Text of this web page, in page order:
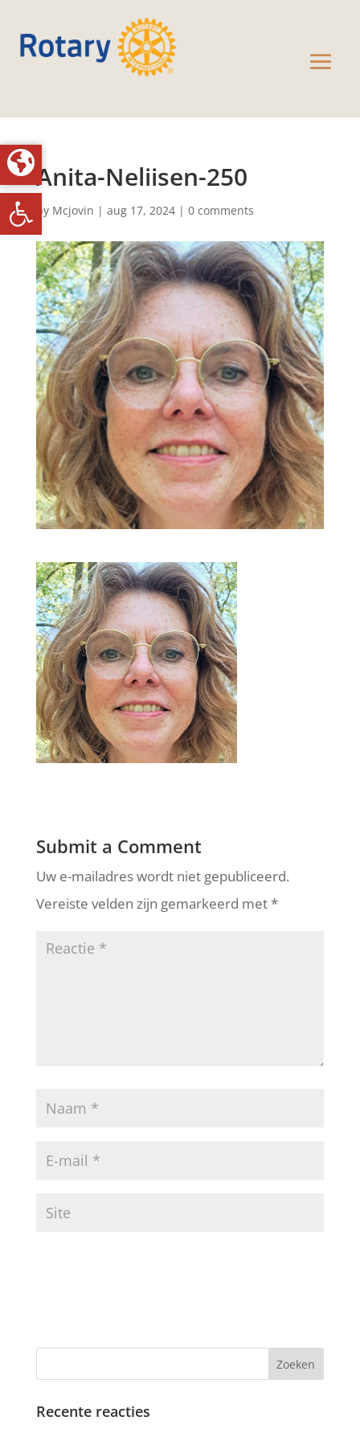
Toolbar openen
Anita-Neliisen-250
by Mcjovin | aug 17, 2024| 0 comments
Submit a Comment
Uw e-mailadres wordt niet gepubliceerd.
Vereiste velden zijn gemarkeerd met*
Recente reacties